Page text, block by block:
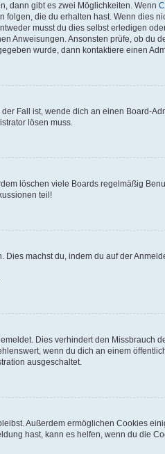
dann gibt es zwei Möglichkeiten. Wenn
die du erhalten hast. Wenn dies
musst du dies selbst erledigen
Anweisungen. Ansonsten prüfe, ob du
wurde, dann kontaktiere einen
Fall ist, wende dich an einen Board-
lösen muss.
löschen viele Boards regelmäßig
teil!
machst du, indem du auf der
Dies verhindert den Missbrauch
wenn du dich an einem
ausgeschaltet.
Außerdem ermöglichen Cookies
hast, kann es helfen, wenn du die